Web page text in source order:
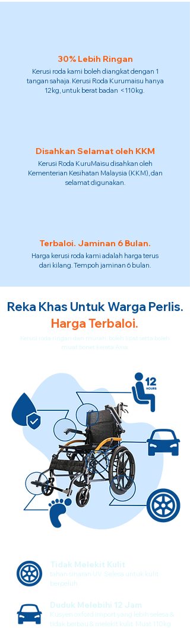
30% Lebih Ringan
Kerusi roda kami boleh diangkat dengan 1
tangan sahaja. Kerusi Roda Kurumaisu hanya
12kg, untuk berat badan <110kg.
Disahkan Selamat oleh KKM
Kerusi Roda KuruMaisu disahkan oleh
Kementerian Kesihatan Malaysia (KKM), dan
selamat digunakan.
Terbaloi. Jaminan 6 Bulan.
Harga kerusi roda kami adalah harga terus
dari kilang. Tempoh jaminan 6 bulan.
Reka Khas Untuk Warga Perlis.
Harga Terbaloi.
Kerusi roda ringan dan murah, boleh lipat serta boleh
muat bonet kereta Axia.
Tidak Melekit Kulit
tahan sinaran UV. Selesa untuk kulit
berpeluh.
Duduk Melebihi 12 Jam
Kusyen oxford import yang lebih selesa &
tidak berbau & melekit kulit. Muat 110kg.